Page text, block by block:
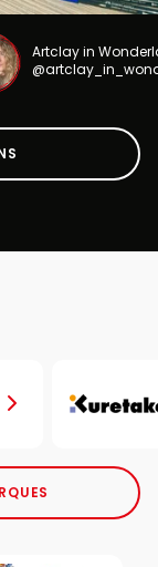
Artclay in